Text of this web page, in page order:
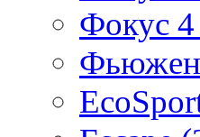
Фокус
Фьюжен